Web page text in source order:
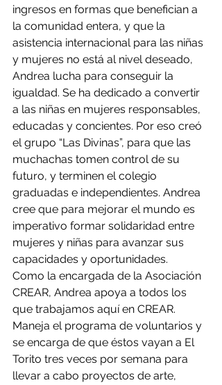
ingresos en formas que benefician a
la comunidad entera, y que la
asistencia internacional para las niñas
y mujeres no está al nivel deseado,
Andrea lucha para conseguir la
igualdad. Se ha dedicado a convertir
a las niñas en mujeres responsables,
educadas y concientes. Por eso creó
el grupo “Las Divinas”, para que las
muchachas tomen control de su
futuro, y terminen el colegio
graduadas e independientes. Andrea
cree que para mejorar el mundo es
imperativo formar solidaridad entre
mujeres y niñas para avanzar sus
capacidades y oportunidades.
Como la encargada de la Asociación
CREAR, Andrea apoya a todos los
que trabajamos aquí en CREAR.
Maneja el programa de voluntarios y
se encarga de que éstos vayan a El
Torito tres veces por semana para
llevar a cabo proyectos de arte,